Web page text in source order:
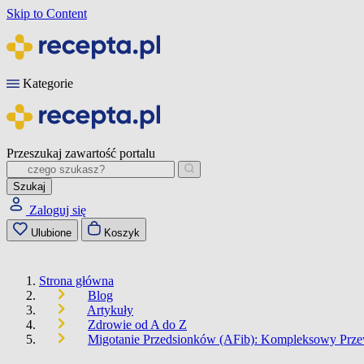
Skip to Content
Kategorie
Przeszukaj zawartość portalu
Szukaj
Zaloguj się
Ulubione Koszyk
Strona główna
Blog
Artykuły
Zdrowie od A do Z
Migotanie Przedsionków (AFib): Kompleksowy